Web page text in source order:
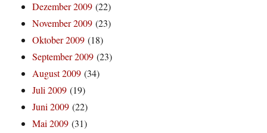
Dezember 2009 (22)
November 2009 (23)
Oktober 2009 (18)
September 2009 (23)
August 2009 (34)
Juli 2009 (19)
Juni 2009 (22)
Mai 2009 (31)